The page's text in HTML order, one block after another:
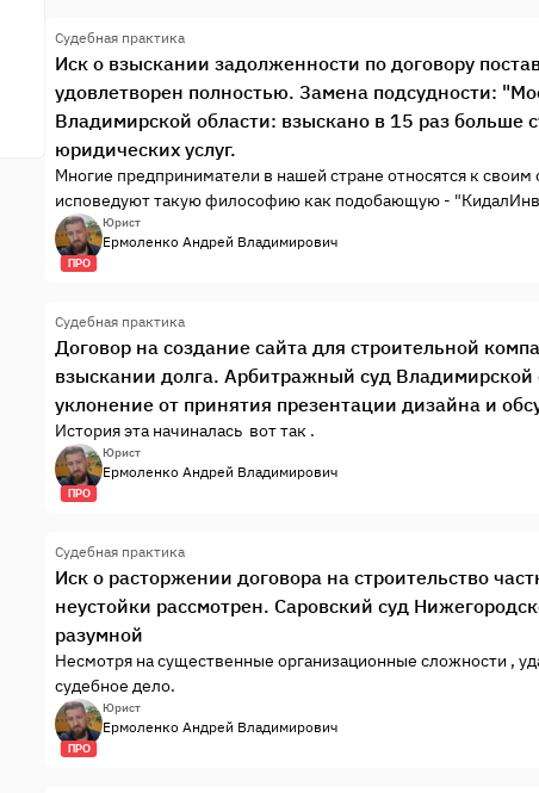
Судебная практика
Иск о взыскании задолженности по договору
удовлетворен полностью. Замена подсудности:
Владимирской области: взыскано в 15 раз больше
юридических услуг.
Многие предприниматели в нашей стране относятся к
исповедуют такую философию как подобающую -
Суть этой нехитрой схемы - "кинуть" множество (как
небольшие суммы (как правило до 100 000 руб.) и жить
бегать не будет.
ПРО
Юрист
Ермоленко Андрей Владимирович
Судебная практика
Договор на создание сайта для строительной
взыскании долга. Арбитражный суд
уклонение от принятия презентации дизайна и
История эта начиналась вот так .
ПРО
Юрист
Ермоленко Андрей Владимирович
Судебная практика
Иск о расторжении договора на строительство
неустойки рассмотрен. Саровский суд
разумной
Несмотря на существенные организационные сложности ,
судебное дело.
ПРО
Юрист
Ермоленко Андрей Владимирович